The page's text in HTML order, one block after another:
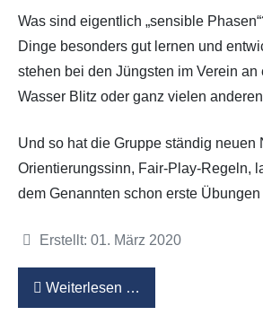
Was sind eigentlich „sensible
Dinge besonders gut lernen und
stehen bei den Jüngsten im Verein
Wasser Blitz oder ganz vielen
Und so hat die Gruppe ständig
Orientierungssinn, Fair-Play-Regeln,
dem Genannten schon erste
Details
Erstellt: 01. März 2020
Weiterlesen …